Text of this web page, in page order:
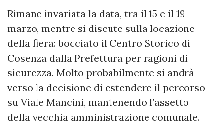
Rimane invariata la data, tra il 15 e il 19
marzo, mentre si discute sulla locazione
della fiera: bocciato il Centro Storico di
Cosenza dalla Prefettura per ragioni di
sicurezza. Molto probabilmente si andrà
verso la decisione di estendere il percorso
su Viale Mancini, mantenendo l’assetto
della vecchia amministrazione comunale.